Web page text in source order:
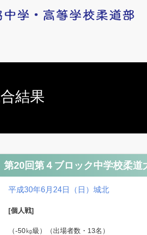
結果
第20回第４ブロック中学校柔道
平成30年6月24日（日）城北
[個人戦]
（-50㎏級）（出場者数・13名）